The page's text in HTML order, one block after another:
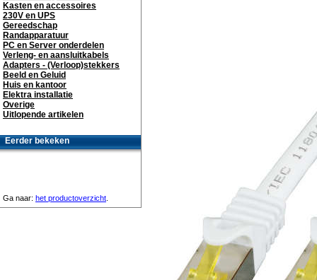
Kasten en accessoires
230V en UPS
Gereedschap
Randapparatuur
PC en Server onderdelen
Verleng- en aansluitkabels
Adapters - (Verloop)stekkers
Beeld en Geluid
Huis en kantoor
Elektra installatie
Overige
Uitlopende artikelen
Eerder bekeken
Ga naar: het productoverzicht